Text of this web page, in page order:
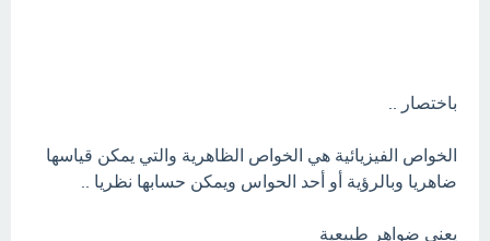
باختصار ..
الخواص الفيزيائية هي الخواص الظاهرية والتي يمكن قياسها
ضاهريا وبالرؤية أو أحد الحواس ويمكن حسابها نظريا ..
يعني ضواهر طبيعية